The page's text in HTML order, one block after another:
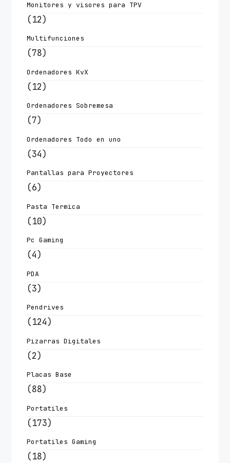
Monitores y visores para TPV
(12)
Multifunciones
(78)
Ordenadores KvX
(12)
Ordenadores Sobremesa
(7)
Ordenadores Todo en uno
(34)
Pantallas para Proyectores
(6)
Pasta Termica
(10)
Pc Gaming
(4)
PDA
(3)
Pendrives
(124)
Pizarras Digitales
(2)
Placas Base
(88)
Portatiles
(173)
Portatiles Gaming
(18)